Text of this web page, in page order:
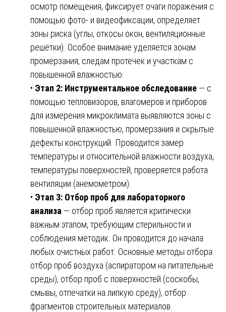
осмотр помещения, фиксирует очаги поражения с
помощью фото- и видеофиксации, определяет
зоны риска (углы, откосы окон, вентиляционные
решётки). Особое внимание уделяется зонам
промерзания, следам протечек и участкам с
повышенной влажностью.
• Этап 2: Инструментальное обследование — с
помощью тепловизоров, влагомеров и приборов
для измерения микроклимата выявляются зоны с
повышенной влажностью, промерзания и скрытые
дефекты конструкций. Проводится замер
температуры и относительной влажности воздуха,
температуры поверхностей, проверяется работа
вентиляции (анемометром).
• Этап 3: Отбор проб для лабораторного
анализа — отбор проб является критически
важным этапом, требующим стерильности и
соблюдения методик. Он проводится до начала
любых очистных работ. Основные методы отбора:
отбор проб воздуха (аспиратором на питательные
среды), отбор проб с поверхностей (соскобы,
смывы, отпечатки на липкую среду), отбор
фрагментов строительных материалов.